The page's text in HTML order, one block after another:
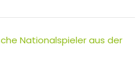
Nationalspieler aus der